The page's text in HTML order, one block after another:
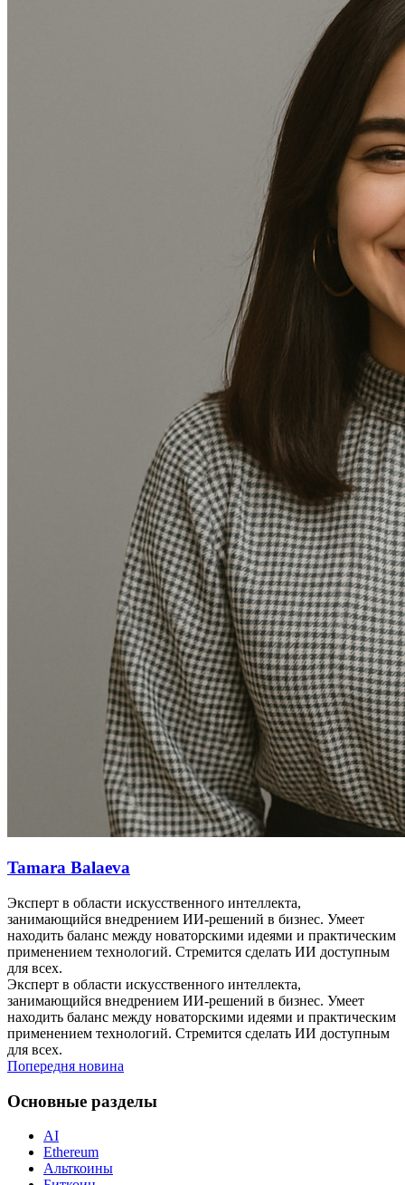
Tamara Balaeva
Эксперт в области искусственного интеллекта,
занимающийся внедрением ИИ-решений в бизнес. Умеет
находить баланс между новаторскими идеями и практическим
применением технологий. Стремится сделать ИИ доступным
для всех.
Эксперт в области искусственного интеллекта,
занимающийся внедрением ИИ-решений в бизнес. Умеет
находить баланс между новаторскими идеями и практическим
применением технологий. Стремится сделать ИИ доступным
для всех.
Попередня новина
Основные разделы
AI
Ethereum
Альткоины